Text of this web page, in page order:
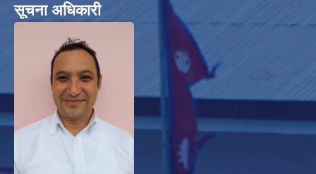
सूचना अधिकारी